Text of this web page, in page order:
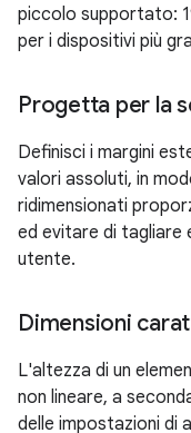
piccolo supportato:
per i dispositivi più
Progetta per la
Definisci i margini
valori assoluti, in
ridimensionati
ed evitare di tagliare
utente.
Dimensioni
L'altezza di un
non lineare, a
delle impostazioni di